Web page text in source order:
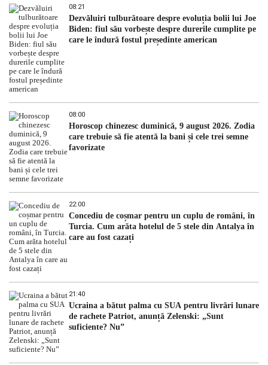
08:21
Dezvăluiri tulburătoare despre evoluția bolii lui Joe
Biden: fiul său vorbește despre durerile cumplite pe
care le îndură fostul președinte american
08:00
Horoscop chinezesc duminică, 9 august 2026. Zodia
care trebuie să fie atentă la bani și cele trei semne
favorizate
22:00
Concediu de coșmar pentru un cuplu de români, în
Turcia. Cum arăta hotelul de 5 stele din Antalya în
care au fost cazați
21:40
Ucraina a bătut palma cu SUA pentru livrări lunare
de rachete Patriot, anunță Zelenski: „Sunt
suficiente? Nu”